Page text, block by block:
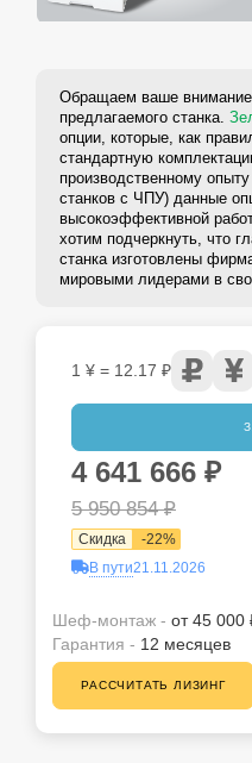
Обращаем ваше
предлагаемого станка.
опции, которые, как
стандартную
производственному
станков с ЧПУ) данные
высокоэффективной
хотим подчеркнуть, что
станка изготовлены
мировыми лидерами в
4 641 666 ₽
5 950 854₽
Скидка -22%
В пути21.11.2026
1 ¥ = 12.17 ₽
Шеф-монтаж - от 45 000
Гарантия - 12 месяцев
РАССЧИТАТЬ ЛИЗИНГ